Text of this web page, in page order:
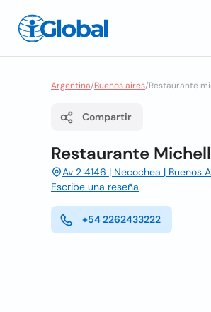
Argentina/Buenos aires/Restaurante
Compartir
Restaurante
Av 2 4146 | Necochea | Buenos
Escribe una reseña
+54 2262433222